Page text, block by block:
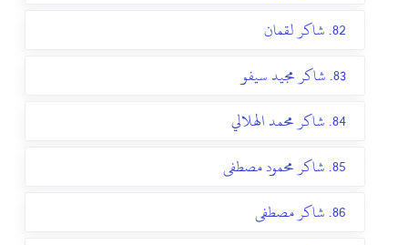
82. شاكر لقمان
83. شاكر مجيد سيفو
84. شاكر محمد الهلالي
85. شاكر محمود مصطفى
86. شاكر مصطفى